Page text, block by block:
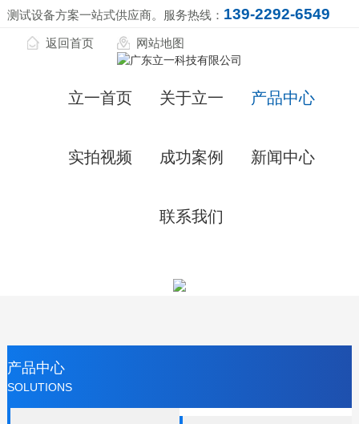
测试设备方案一站式供应商。服务热线： 139-2292-6549
返回首页 网站地图
立一首页 关于立一 产品中心
实拍视频 成功案例 新闻中心
联系我们
产品中心
SOLUTIONS